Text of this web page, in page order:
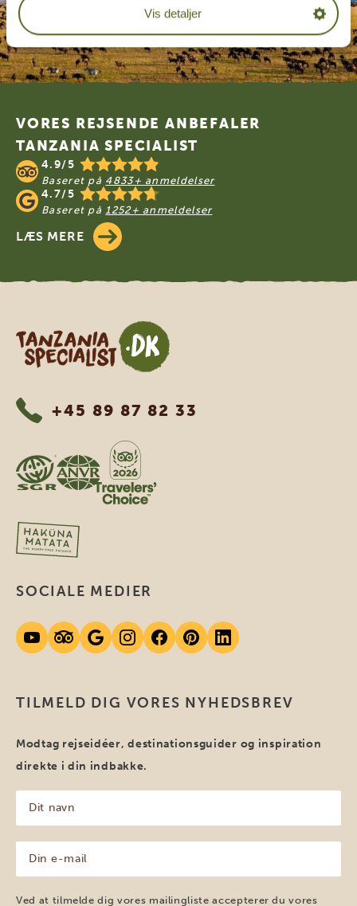
Vis detaljer
Footer
VORES REJSENDE ANBEFALER
TANZANIA SPECIALIST
4.9/5
Baseret på 4833+ anmeldelser
4.7/5
Baseret på 1252+ anmeldelser
LÆS MERE
Tanzania Specialist
+45 89 87 82 33
TILMELD DIG VORES NYHEDSBREV
Modtag rejseidéer, destinationsguider og inspiration
direkte i din indbakke.
navn
(Påkrævet)
mail
(Påkrævet)
Ved at tilmelde dig vores mailingliste accepterer du vores
SOCIALE MEDIER